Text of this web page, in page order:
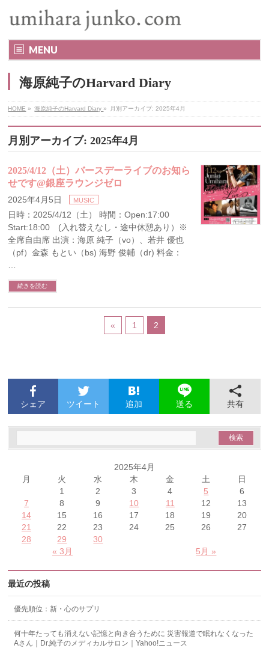
MENU
海原純子のHarvard Diary
HOME » 海原純子のHarvard Diary» 月別アーカイブ: 2025年4月
月別アーカイブ: 2025年4月
2025/4/12（土）バースデーライブのお知ら
せです@銀座ラウンジゼロ
2025年4月5日 MUSIC
日時：2025/4/12（土） 時間：Open:17:00
Start:18:00 (入れ替えなし・途中休憩あり）※
全席自由席 出演：海原 純子（vo）、若井 優也
（pf）金森 もとい（bs) 海野 俊輔（dr) 料金：
続きを読む
« 1 2
シェア ツイート 追加 送る 共有
2025年4月
月
火 水 木 金 土 日
« 3月 5月 »
1 2 3 4 5
6
7
8 9 10 11 12
13
14
15 16 17 18 19
20
21
22 23 24 25 26
27
28
29 30
最近の投稿
優先順位：新・心のサプリ
何十年たっても消えない記憶と向き合うために 災害報道で眠れなくなった
Aさん｜Dr.純子のメディカルサロン｜Yahoo!ニュース